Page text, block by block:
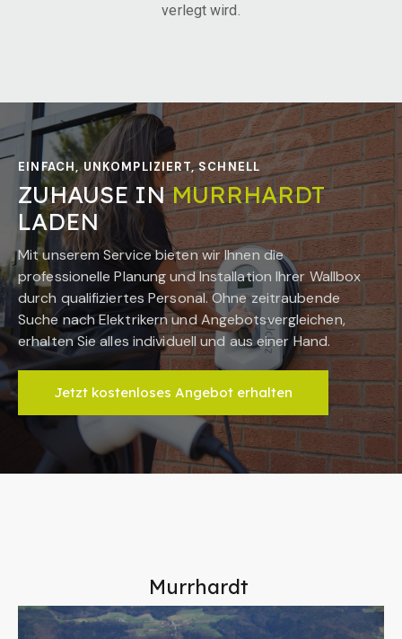
verlegt wird.
EINFACH, UNKOMPLIZIERT, SCHNELL
ZUHAUSE INMURRHARDT
LADEN
Mit unserem Service bieten wir Ihnen die
professionelle Planung und Installation Ihrer Wallbox
durch qualifiziertes Personal. Ohne zeitraubende
Suche nach Elektrikern und Angebotsvergleichen,
erhalten Sie alles individuell und aus einer Hand.
Jetzt kostenloses Angebot erhalten
Murrhardt